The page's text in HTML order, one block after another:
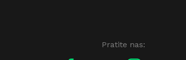
Pratite nas: